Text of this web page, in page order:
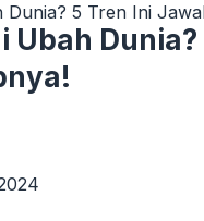
Dunia? 5 Tren Ini
Ubah Dunia?